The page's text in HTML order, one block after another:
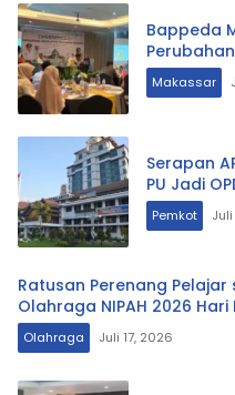
Bappeda
Perubahan
Makassar
Serapan
PU Jadi
Pemkot
Ratusan Perenang Pelajar
Olahraga NIPAH 2026 Hari
Olahraga Juli 17, 2026